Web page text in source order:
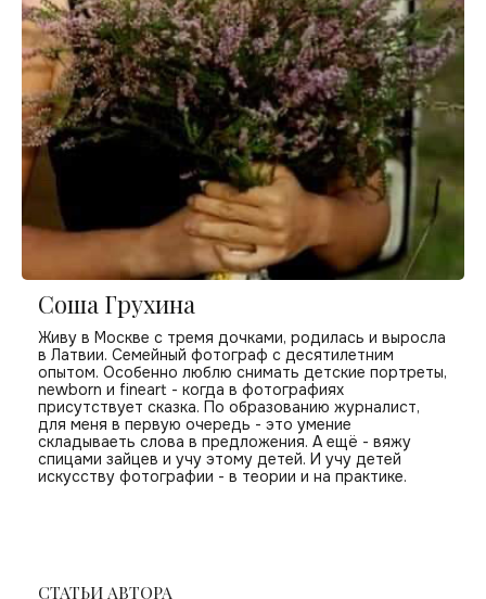
Соша Грухина
Живу в Москве с тремя дочками, родилась и выросла
в Латвии. Семейный фотограф с десятилетним
опытом. Особенно люблю снимать детские портреты,
newborn и fineart - когда в фотографиях
присутствует сказка. По образованию журналист,
для меня в первую очередь - это умение
складываеть слова в предложения. А ещё - вяжу
спицами зайцев и учу этому детей. И учу детей
искусству фотографии - в теории и на практике.
СТАТЬИ АВТОРА